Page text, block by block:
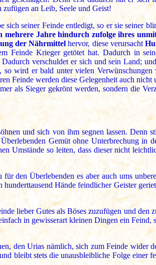
zufügen an Leib, Seele und Geist!
seiner Feinde entledigt, so er sie seiner
mehrere Jahre hindurch zufolge ihres
der Nährmittel hervor, diese verursacht
Feinde Krieger getötet hat. Dadurch in
verschuldet er sich und sein Land;
so wird er bald unter vielen Verwünschungen
Feinde werden diese Gelegenheit auch nicht
als Sieger gekrönt werden, sondern die
und sich von ihm segnen lassen. Denn
Gemüt ohne Unterbrechung in
Umstände so leiten, dass dieser nicht
den Überlebenden es aber auch ums
Hände feindlicher Geister
lieber Gutes als Böses zuzufügen und den
in gewisserart kleinen Dingen ein Feind,
den Urias nämlich, sich zum Feinde wider
bleibt stets die unausbleibliche Folge einer